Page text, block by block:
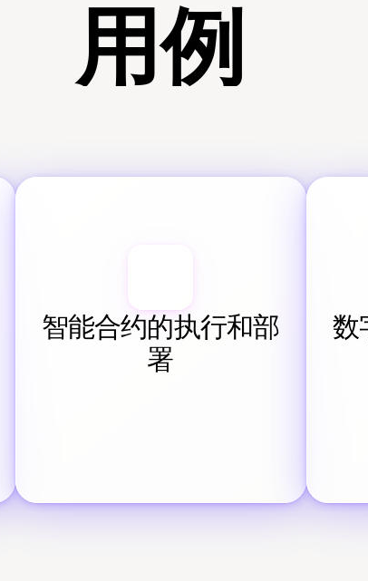
用例
智能合约的执行和部
署
数